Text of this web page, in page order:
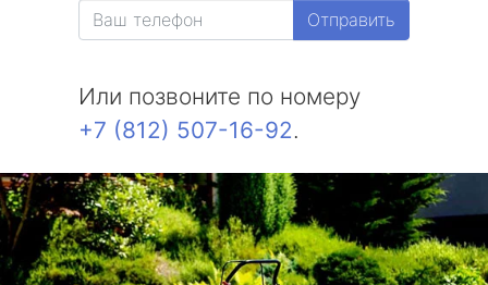
Отправить
Или позвоните по номеру
+7 (812) 507-16-92.